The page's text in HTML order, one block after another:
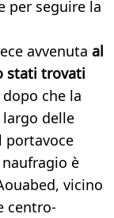
per seguire la
avvenuta al
stati trovati
dopo che la
delle
portavoce
è
vicino
centro-